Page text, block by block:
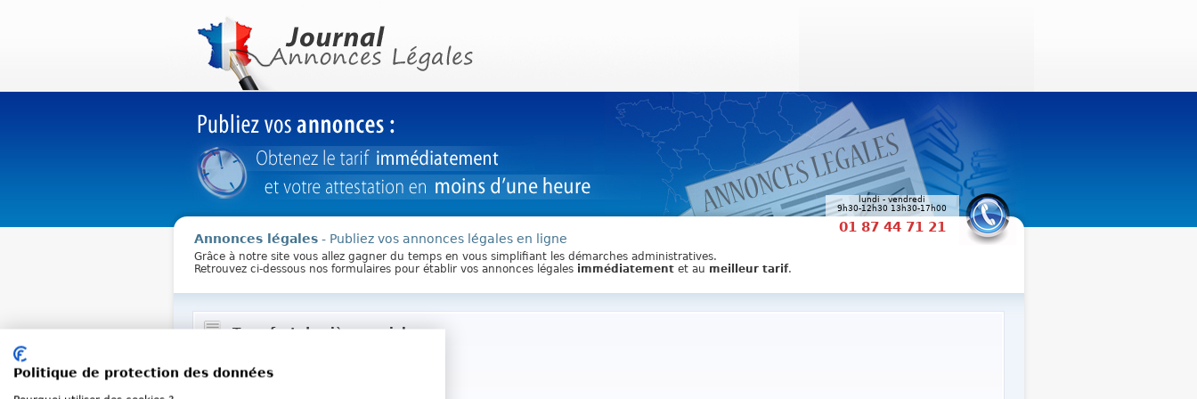
lundi - vendredi
9h30-12h30 13h30-17h00
01 87 44 71 21
Annonces légales- Publiez vos annonces légales en ligne
Grâce à notre site vous allez gagner du temps en vous simplifiant les démarches administratives.
Retrouvez ci-dessous nos formulaires pour établir vos annonces légales immédiatementet au meilleur tarif.
Transfert de siège social
Politique de protection des données